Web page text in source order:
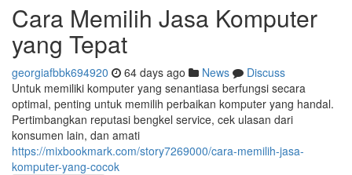
Cara Memilih Jasa Komputer
yang Tepat
georgiafbbk694920 64 days ago News
Discuss
Untuk memiliki komputer yang senantiasa berfungsi secara
optimal, penting untuk memilih perbaikan komputer yang handal.
Pertimbangkan reputasi bengkel service, cek ulasan dari
konsumen lain, dan amati
https://mixbookmark.com/story7269000/cara-memilih-jasa-
komputer-yang-cocok